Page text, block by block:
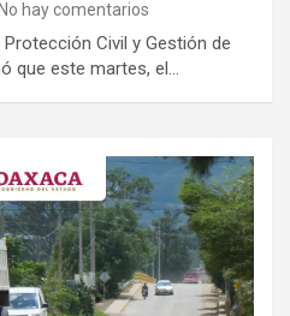
No hay comentarios
Civil y Gestión de
que este martes, el…